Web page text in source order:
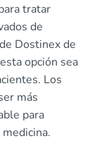
tratar
de
Dostinex de
opción sea
Los
más
para